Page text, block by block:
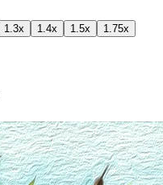
1.3x 1.4x 1.5x
1.75x